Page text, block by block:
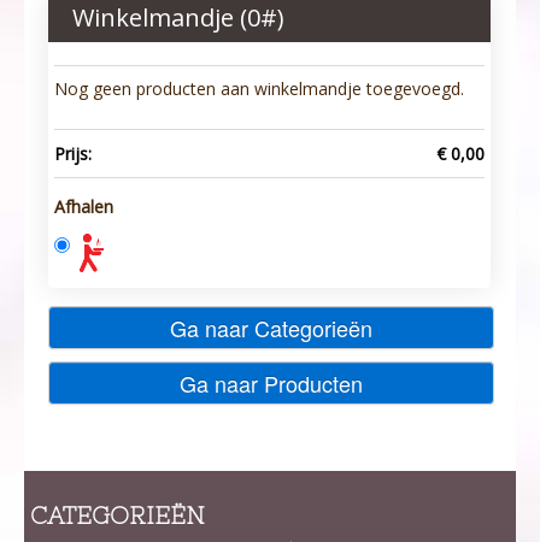
Winkelmandje (0#)
Nog geen producten aan winkelmandje toegevoegd.
Prijs: € 0,00
Afhalen
Ga naar Categorieën
Ga naar Producten
CATEGORIEËN